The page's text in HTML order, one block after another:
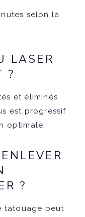
selon la
LASER
?
et éliminés
est progressif
optimale.
?
tatouage peut